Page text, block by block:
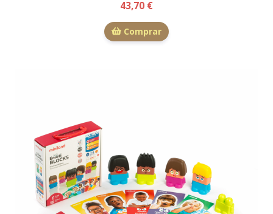
43,70 €
Comprar